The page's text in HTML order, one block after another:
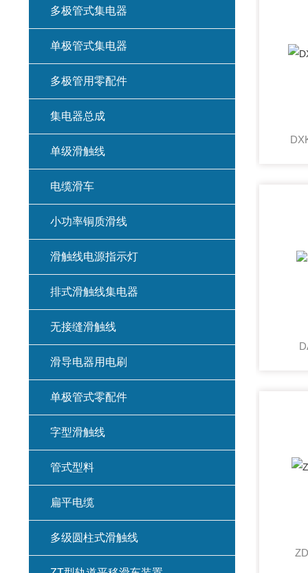
多极管式集电器
单极管式集电器
多极管用零配件
集电器总成
单级滑触线
电缆滑车
小功率铜质滑线
滑触线电源指示灯
排式滑触线集电器
无接缝滑触线
滑导电器用电刷
单极管式零配件
字型滑触线
管式型料
扁平电缆
多级圆柱式滑触线